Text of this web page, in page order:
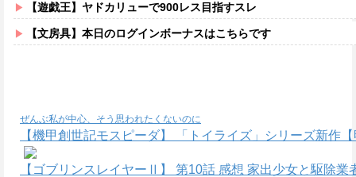
【遊戯王】ヤドカリューで900レス目指すスレ
【文房具】本日のログインボーナスはこちらです
ぜんぶ私が中心、そう思われたくないのに
【機甲創世記モスピーダ】 「トイライズ」シリーズ新作
【ゴブリンスレイヤーⅡ】 第10話 感想 家出少女と駆除業